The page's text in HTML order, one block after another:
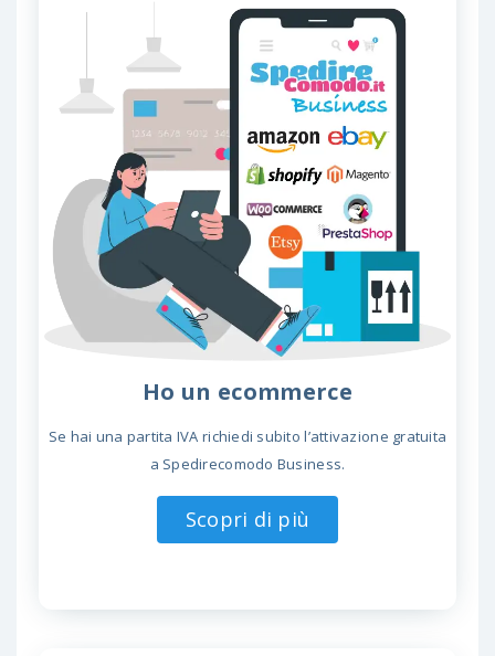
Ho un ecommerce
Se hai una partita IVA richiedi subito l’attivazione gratuita
a Spedirecomodo Business.
Scopri di più